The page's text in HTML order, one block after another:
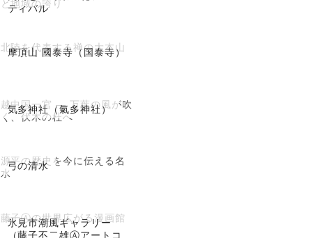
ティバル
摩頂山 國泰寺（国泰寺）
北陸を代表する禅の大本山
気多神社（氣多神社）
越中国一宮 ― 万葉の風が吹
く、伏木の杜へ
弓の清水
源平の歴史を今に伝える名
水
氷見市潮風ギャラリー
（藤子不二雄Ⓐアートコ
藤子Ⓐの世界広がる漫画館